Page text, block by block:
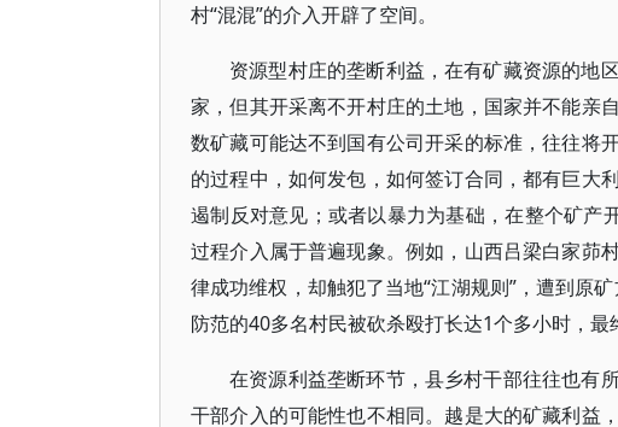
村“混混”的介入开辟了空间。
资源型村庄的垄断利益，在有矿藏资源的地
家，但其开采离不开村庄的土地，国家并不能亲
数矿藏可能达不到国有公司开采的标准，往往将
的过程中，如何发包，如何签订合同，都有巨大
遏制反对意见；或者以暴力为基础，在整个矿产
过程介入属于普遍现象。例如，山西吕梁白家茆
律成功维权，却触犯了当地“江湖规则”，遭到原
防范的40多名村民被砍杀殴打长达1个多小时，最
在资源利益垄断环节，县乡村干部往往也有
干部介入的可能性也不相同。越是大的矿藏利益